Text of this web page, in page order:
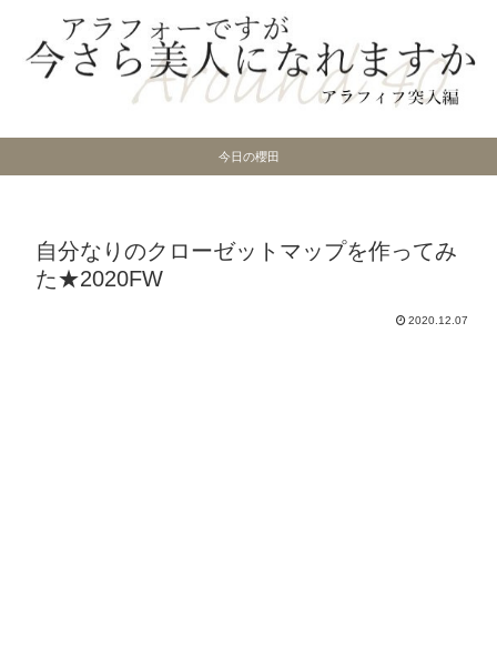
今日の櫻田
自分なりのクローゼットマップを作ってみ
た★2020FW
2020.12.07